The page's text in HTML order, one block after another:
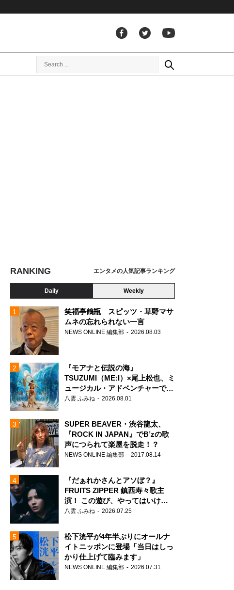
RANKING エンタメの人気記事ランキング
Daily Weekly
笑福亭鶴瓶 スピッツ・草野マサ
ムネの忘れられない一言
NEWS ONLINE 編集部 2026.08.03
『モアナと伝説の海』
TSUZUMI（ME:I）×尾上松也、ミ
ュージカル・アドベンチャーで美
声を響かせる
八雲 ふみね 2026.08.01
SUPER BEAVER・渋谷龍太、
『ROCK IN JAPAN』でB’zの歌
声につられて楽屋を脱走！？
NEWS ONLINE 編集部 2017.08.14
『だぁれかさんとアソぼ？』
FRUITS ZIPPER 鎮西寿々歌主
演！ この遊び、やってはいけま
せん。
八雲 ふみね 2026.07.25
松下洸平が4年半ぶりにオールナ
イトニッポンに登場「当日はしっ
かり仕上げて臨みます」
NEWS ONLINE 編集部 2026.07.31